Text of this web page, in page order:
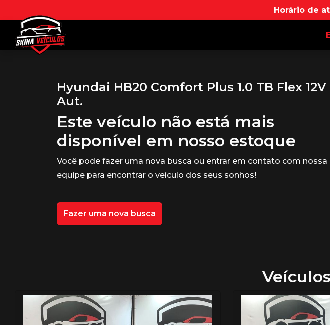
Horário de
Hyundai HB20 Comfort Plus 1.0 TB Flex 12V
Aut.
Este veículo não está mais
disponível em nosso estoque
Você pode fazer uma nova busca ou entrar em contato com nossa
equipe para encontrar o veículo dos seus sonhos!
Fazer uma nova busca